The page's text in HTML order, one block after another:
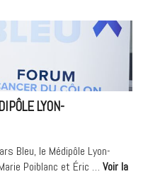
LYON-
Bleu, le Médipôle Lyon-
Poiblanc et Éric … Voir la